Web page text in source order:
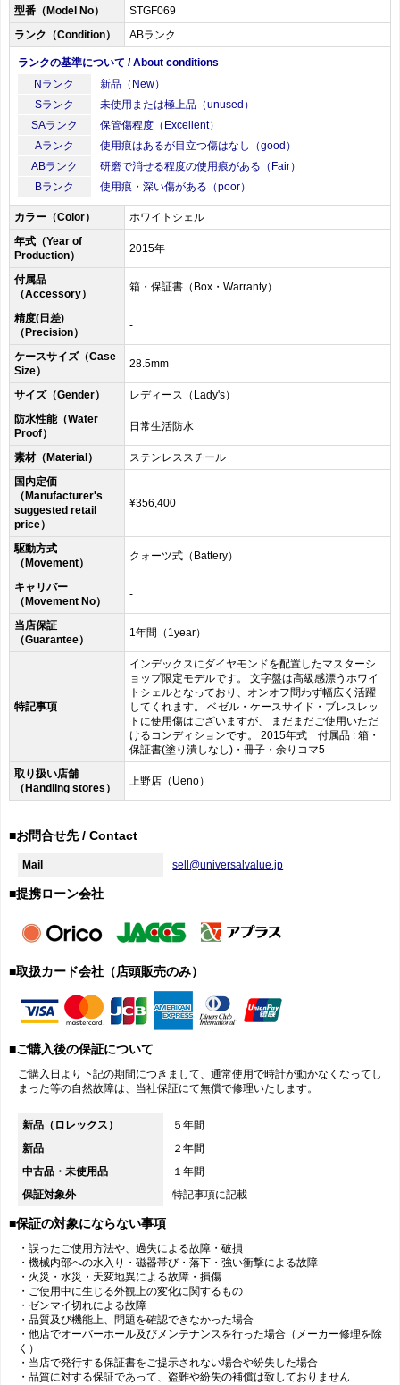
型番（Model No）
STGF069
ランク（Condition）
ABランク
ランクの基準について / About conditions
Nランク
新品（New）
Sランク
未使用または極上品（unused）
SAランク
保管傷程度（Excellent）
Aランク
使用痕はあるが目立つ傷はなし（good）
ABランク
研磨で消せる程度の使用痕がある（Fair）
Bランク
使用痕・深い傷がある（poor）
カラー（Color）
ホワイトシェル
年式（Year of
Production）
2015年
付属品
（Accessory）
箱・保証書（Box・Warranty）
精度(日差)
（Precision）
-
ケースサイズ（Case
Size）
28.5mm
サイズ（Gender）
レディース（Lady's）
防水性能（Water
Proof）
日常生活防水
素材（Material）
ステンレススチール
国内定価
（Manufacturer's
suggested retail
price）
¥356,400
駆動方式
（Movement）
クォーツ式（Battery）
キャリバー
（Movement No）
-
当店保証
（Guarantee）
1年間（1year）
特記事項
インデックスにダイヤモンドを配置したマスターシ
ョップ限定モデルです。 文字盤は高級感漂うホワイ
トシェルとなっており、オンオフ問わず幅広く活躍
してくれます。 ベゼル・ケースサイド・ブレスレッ
トに使用傷はございますが、 まだまだご使用いただ
けるコンディションです。 2015年式 付属品 : 箱・
保証書(塗り潰しなし)・冊子・余りコマ5
取り扱い店舗
（Handling stores）
上野店（Ueno）
■お問合せ先 / Contact
Mail sell@universalvalue.jp
■提携ローン会社
■取扱カード会社（店頭販売のみ）
■ご購入後の保証について
ご購入日より下記の期間につきまして、通常使用で時計が動かなくなってし
まった等の自然故障は、当社保証にて無償で修理いたします。
新品（ロレックス）
５年間
新品
２年間
中古品・未使用品
１年間
保証対象外
特記事項に記載
■保証の対象にならない事項
・誤ったご使用方法や、過失による故障・破損
・機械内部への水入り・磁器帯び・落下・強い衝撃による故障
・火災・水災・天変地異による故障・損傷
・ご使用中に生じる外観上の変化に関するもの
・ゼンマイ切れによる故障
・品質及び機能上、問題を確認できなかった場合
・他店でオーバーホール及びメンテナンスを行った場合（メーカー修理を除
く）
・当店で発行する保証書をご提示されない場合や紛失した場合
・品質に対する保証であって、盗難や紛失の補償は致しておりません